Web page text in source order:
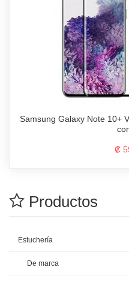
Samsung Galaxy Note 10+
₡
Productos
Estuchería
De marca